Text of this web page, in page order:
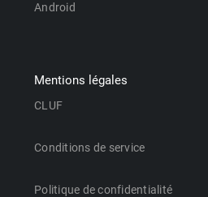
Android
Mentions légales
CLUF
Conditions de service
Politique de confidentialité